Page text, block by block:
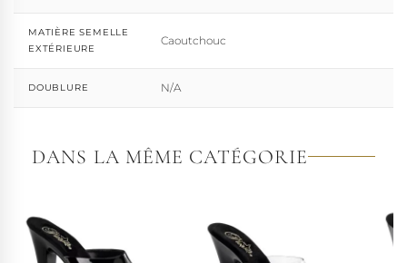
MATIÈRE SEMELLE
EXTÉRIEURE
Caoutchouc
DOUBLURE N/A
DANS LA MÊME CATÉGORIE